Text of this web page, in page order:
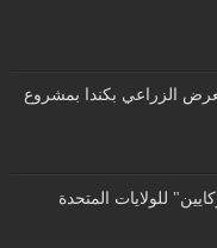
الزراعي بكندا بمشروع
للولايات المتحدة